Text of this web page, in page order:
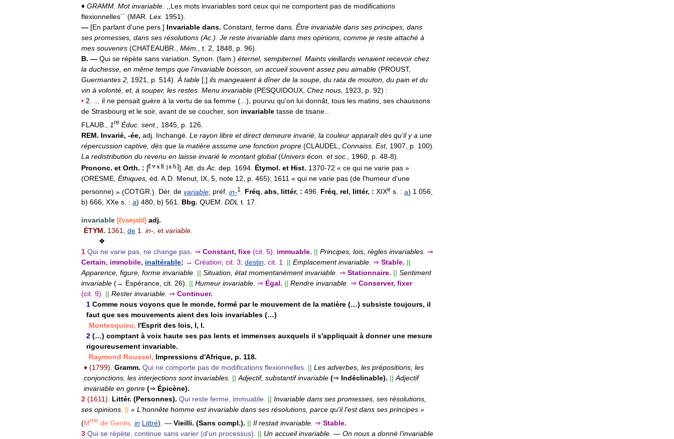
♦ GRAMM Mot invariable Les mots invariables sont ceux qui ne comportent pas de modifications
flexionnelles`` (MAR Lex 1951).
— [En parlant d'une pers .] Invariable dans. Constant ferme dans Être invariable dans ses principes dans
ses promesses dans ses résolutions (Ac ). Je reste invariable dans mes opinions comme je reste attaché à
mes souvenirs (CHATEAUBR Mém t 2 1848 p 96).
B. — Qui se répète sans variation Synon . (fam .) éternel, sempiternel. Maints vieillards venaient recevoir chez
la duchesse en même temps que l'invariable boisson un accueil souvent assez peu aimable (PROUST,
Guermantes 2 1921 p 514). À table [,] ils mangeaient à dîner de la soupe du rata de mouton du pain et du
vin à volonté et, à souper, les restes Menu invariable (PESQUIDOUX Chez nous 1923 p 92) :
• 2 il ne pensait guère à la vertu de sa femme (...), pourvu qu'on lui donnât tous les matins ses chaussons
de Strasbourg et le soir, avant de se coucher, son invariable tasse de tisane
FLAUB
1re Éduc sent., 1845 p 126
REM. Invarié, -ée, adj Inchangé Le rayon libre et direct demeure invarié; la couleur apparaît dès qu'il y a une
répercussion captive dès que la matière assume une fonction propre (CLAUDEL Connaiss Est, 1907 p 100).
La redistribution du revenu en laisse invarié le montant global (Univers écon et soc 1960 p 48-8).
Prononc. et Orth. : [ ]. Att ds Ac dep 1694 Étymol. et Hist. 1370-72 « ce qui ne varie pas »
(ORESME Éthiques éd A D Menut IX 5 note 12 p 465); 1611 « qui ne varie pas (de l'humeur d'une
personne) » (COTGR .). Dér. de variable; préf in-1 Fréq. abs. littér. : 496 Fréq. rel. littér. : XIXe s : a) 1 056
b) 666; XXe s. : a) 480, b) 561. Bbg. QUEM. DDL t. 17.
invariable [ɛ̃vaʀjabl] adj.
ÉTYM. 1361; de 1. in-, et variable.
❖
1 Qui ne varie pas, ne change pas. ⇒ Constant, fixe (cit. 5), immuable. || Principes, lois, règles invariables. ⇒
Certain, immobile, inaltérable; → Création, cit. 3; destin, cit. 1. || Emplacement invariable. ⇒ Stable. ||
Apparence, figure, forme invariable. || Situation, état momentanément invariable. ⇒ Stationnaire. || Sentiment
invariable (→ Espérance, cit. 26). || Humeur invariable. ⇒ Égal. || Rendre invariable. ⇒ Conserver, fixer
(cit. 9). || Rester invariable. ⇒ Continuer.
1 Comme nous voyons que le monde, formé par le mouvement de la matière (…) subsiste toujours, il
faut que ses mouvements aient des lois invariables (…)
Montesquieu, l'Esprit des lois, I, I.
2 (…) comptant à voix haute ses pas lents et immenses auxquels il s'appliquait à donner une mesure
rigoureusement invariable.
Raymond Roussel, Impressions d'Afrique, p. 118.
♦ (1799). Gramm. Qui ne comporte pas de modifications flexionnelles. || Les adverbes, les prépositions, les
conjonctions, les interjections sont invariables. || Adjectif, substantif invariable (⇒ Indéclinable). || Adjectif
invariable en genre (⇒ Épicène).
2 (1611). Littér. (Personnes). Qui reste ferme, immuable. || Invariable dans ses promesses, ses résolutions,
ses opinions. || « L'honnête homme est invariable dans ses résolutions, parce qu'il l'est dans ses principes »
(Mme de Genlis in Littré). — Vieilli. (Sans compl.). || Il restait invariable ⇒ Stable.
3 Qui se répète continue sans varier (d'un processus). || Un accueil invariable — On nous a donné l'invariable